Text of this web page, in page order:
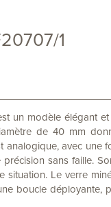
1
un modèle élégant
de 40 mm
avec une
sans faille.
situation. Le verre
boucle déployante,